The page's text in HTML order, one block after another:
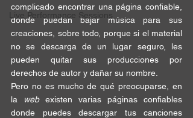
Live Performance Sessions
complicado encontrar una página confiable
donde puedan bajar música para sus
creaciones, sobre todo, porque si el material
no se descarga de un lugar seguro, les
pueden quitar
derechos de autor y dañar su nombre.
Pero no es mucho de qué preocuparse , en
la
web existen varias páginas confiables
donde puedes descargar tus canciones